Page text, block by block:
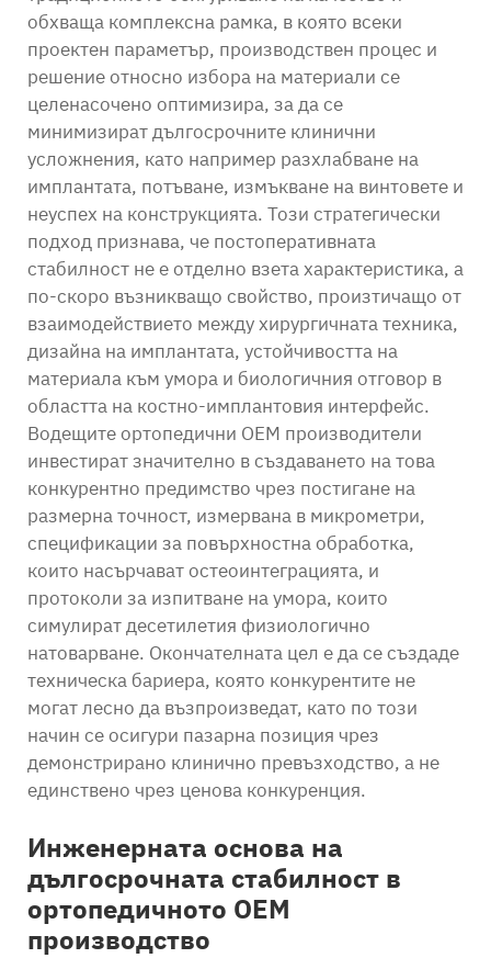
обхваща комплексна рамка, в която всеки
проектен параметър, производствен процес и
решение относно избора на материали се
целенасочено оптимизира, за да се
минимизират дългосрочните клинични
усложнения, като например разхлабване на
имплантата, потъване, измъкване на винтовете и
неуспех на конструкцията. Този стратегически
подход признава, че постоперативната
стабилност не е отделно взета характеристика, а
по-скоро възникващо свойство, произтичащо от
взаимодействието между хирургичната техника,
дизайна на имплантата, устойчивостта на
материала към умора и биологичния отговор в
областта на костно-имплантовия интерфейс.
Водещите ортопедични OEM производители
инвестират значително в създаването на това
конкурентно предимство чрез постигане на
размерна точност, измервана в микрометри,
спецификации за повърхностна обработка,
които насърчават остеоинтеграцията, и
протоколи за изпитване на умора, които
симулират десетилетия физиологично
натоварване. Окончателната цел е да се създаде
техническа бариера, която конкурентите не
могат лесно да възпроизведат, като по този
начин се осигури пазарна позиция чрез
демонстрирано клинично превъзходство, а не
единствено чрез ценова конкуренция.
Инженерната основа на
дългосрочната стабилност в
ортопедичното OEM
производство